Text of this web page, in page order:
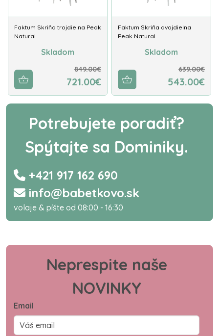
Faktum Skriňa trojdielna Peak
Natural
Skladom
849.00€
721.00€
Faktum Skriňa dvojdielna
Peak Natural
Skladom
639.00€
543.00€
Potrebujete poradiť?
Spýtajte sa Dominiky.
+421 917 162 690
info@babetkovo.sk
volaje & píšte od 08:00 - 16:30
Neprespite naše
NOVINKY
Email